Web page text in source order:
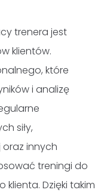
trenera jest
klientów.
które
i analizę
siły,
oraz innych
treningi do
Dzięki takim